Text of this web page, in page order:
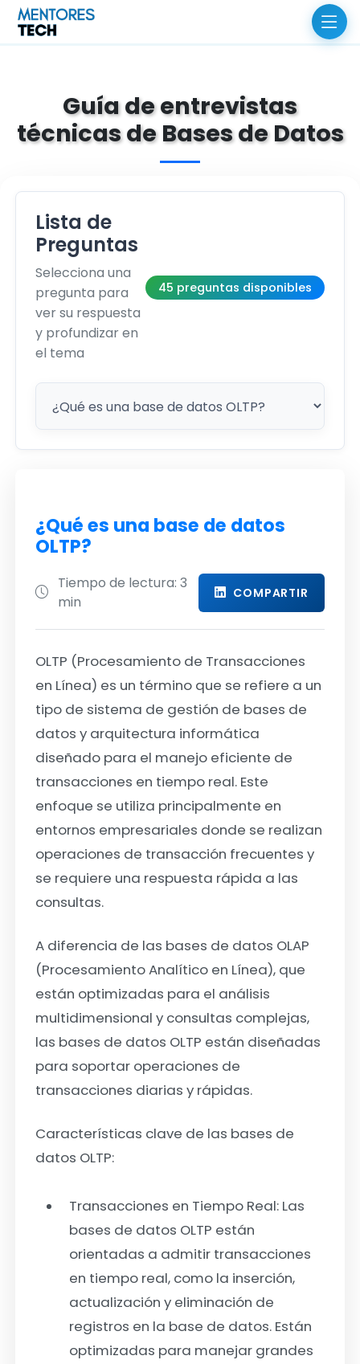
Guía de entrevistas
técnicas de Bases de Datos
Lista de
Preguntas
Selecciona una
pregunta para
ver su respuesta
y profundizar en
el tema
45 preguntas disponibles
¿Qué es una base de datos
OLTP?
Tiempo de lectura: 3
min
COMPARTIR
OLTP (Procesamiento de Transacciones
en Línea) es un término que se refiere a un
tipo de sistema de gestión de bases de
datos y arquitectura informática
diseñado para el manejo eficiente de
transacciones en tiempo real. Este
enfoque se utiliza principalmente en
entornos empresariales donde se realizan
operaciones de transacción frecuentes y
se requiere una respuesta rápida a las
consultas.
A diferencia de las bases de datos OLAP
(Procesamiento Analítico en Línea), que
están optimizadas para el análisis
multidimensional y consultas complejas,
las bases de datos OLTP están diseñadas
para soportar operaciones de
transacciones diarias y rápidas.
Características clave de las bases de
datos OLTP:
Transacciones en Tiempo Real: Las
bases de datos OLTP están
orientadas a admitir transacciones
en tiempo real, como la inserción,
actualización y eliminación de
registros en la base de datos. Están
optimizadas para manejar grandes